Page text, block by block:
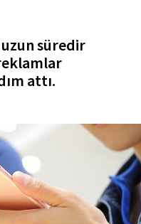
uzun süredir
attı.